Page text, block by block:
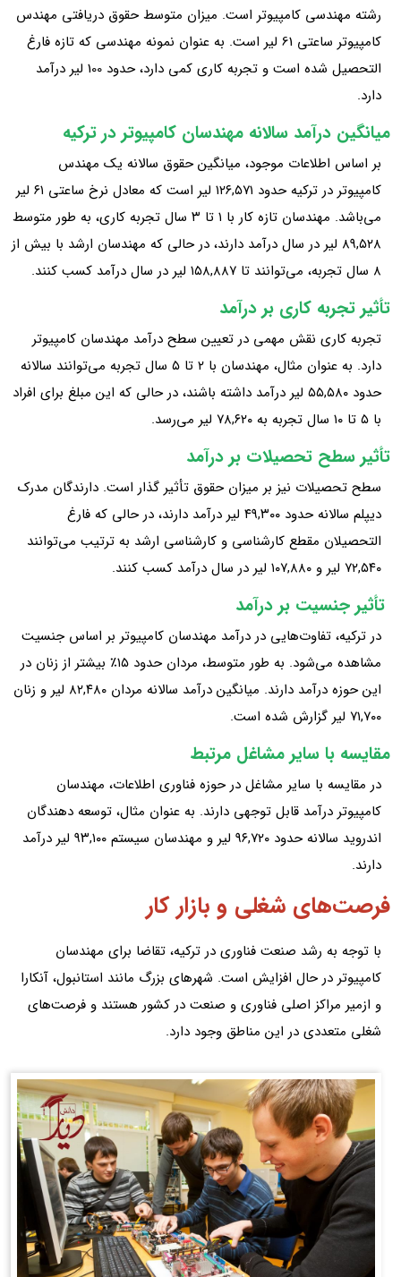
رشته مهندسی کامپیوتر است. میزان متوسط حقوق دریافتی مهندس
کامپیوتر ساعتی 61 لیر است. به عنوان نمونه مهندسی که تازه فارغ
التحصیل شده است و تجربه کاری کمی دارد، حدود 100 لیر درآمد
دارد.
میانگین درآمد سالانه مهندسان کامپیوتر در ترکیه
بر اساس اطلاعات موجود، میانگین حقوق سالانه یک مهندس
کامپیوتر در ترکیه حدود ۱۲۶,۵۷۱ لیر است که معادل نرخ ساعتی ۶۱ لیر
می‌باشد. مهندسان تازه‌ کار با ۱ تا ۳ سال تجربه کاری، به‌ طور متوسط
۸۹,۵۲۸ لیر در سال درآمد دارند، در حالی که مهندسان ارشد با بیش از
۸ سال تجربه، می‌توانند تا ۱۵۸,۸۸۷ لیر در سال درآمد کسب کنند.
تأثیر تجربه کاری بر درآمد
تجربه کاری نقش مهمی در تعیین سطح درآمد مهندسان کامپیوتر
دارد. به‌ عنوان مثال، مهندسان با ۲ تا ۵ سال تجربه می‌توانند سالانه
حدود ۵۵,۵۸۰ لیر درآمد داشته باشند، در حالی که این مبلغ برای افراد
با ۵ تا ۱۰ سال تجربه به ۷۸,۶۲۰ لیر می‌رسد.
تأثیر سطح تحصیلات بر درآمد
سطح تحصیلات نیز بر میزان حقوق تأثیر گذار است. دارندگان مدرک
دیپلم سالانه حدود ۴۹,۳۰۰ لیر درآمد دارند، در حالی که فارغ‌
التحصیلان مقطع کارشناسی و کارشناسی ارشد به ترتیب می‌توانند
۷۲,۵۴۰ لیر و ۱۰۷,۸۸۰ لیر در سال درآمد کسب کنند.
تأثیر جنسیت بر درآمد
در ترکیه، تفاوت‌هایی در درآمد مهندسان کامپیوتر بر اساس جنسیت
مشاهده می‌شود. به‌ طور متوسط، مردان حدود ۱۵٪ بیشتر از زنان در
این حوزه درآمد دارند. میانگین درآمد سالانه مردان ۸۲,۴۸۰ لیر و زنان
۷۱,۷۰۰ لیر گزارش شده است.
مقایسه با سایر مشاغل مرتبط
در مقایسه با سایر مشاغل در حوزه فناوری اطلاعات، مهندسان
کامپیوتر درآمد قابل‌ توجهی دارند. به‌ عنوان مثال، توسعه‌ دهندگان
اندروید سالانه حدود ۹۶,۷۲۰ لیر و مهندسان سیستم ۹۳,۱۰۰ لیر درآمد
دارند.
فرصت‌های شغلی و بازار کار
با توجه به رشد صنعت فناوری در ترکیه، تقاضا برای مهندسان
کامپیوتر در حال افزایش است. شهرهای بزرگ مانند استانبول، آنکارا
و ازمیر مراکز اصلی فناوری و صنعت در کشور هستند و فرصت‌های
شغلی متعددی در این مناطق وجود دارد.